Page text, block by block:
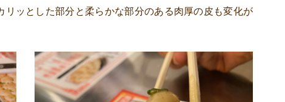
ッとした部分と柔らかな部分のある肉厚の皮も変化が